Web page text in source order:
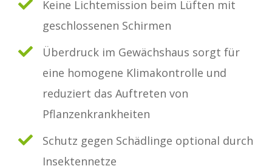
Keine Lichtemission beim Lüften mit
geschlossenen Schirmen
Überdruck im Gewächshaus sorgt für
eine homogene Klimakontrolle und
reduziert das Auftreten von
Pflanzenkrankheiten
Schutz gegen Schädlinge optional durch
Insektennetze